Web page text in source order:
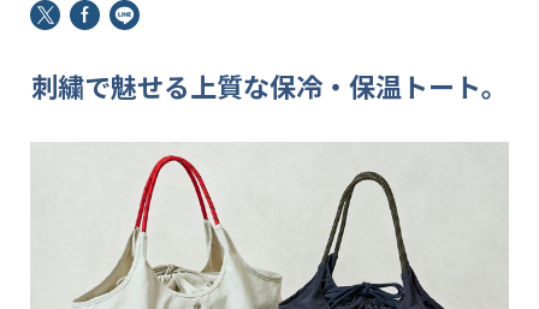
刺繍で魅せる上質な保冷・保温トート。